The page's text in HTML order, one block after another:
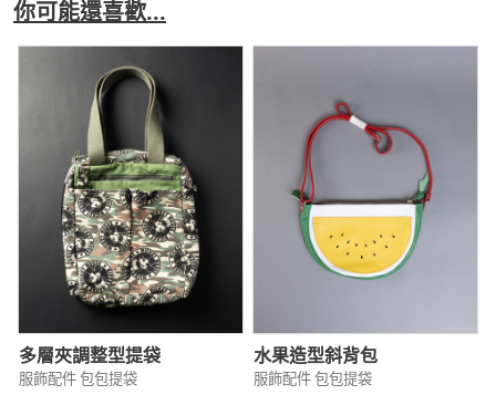
你可能還喜歡...
多層夾調整型提袋
服飾配件 包包提袋
水果造型斜背包
服飾配件 包包提袋